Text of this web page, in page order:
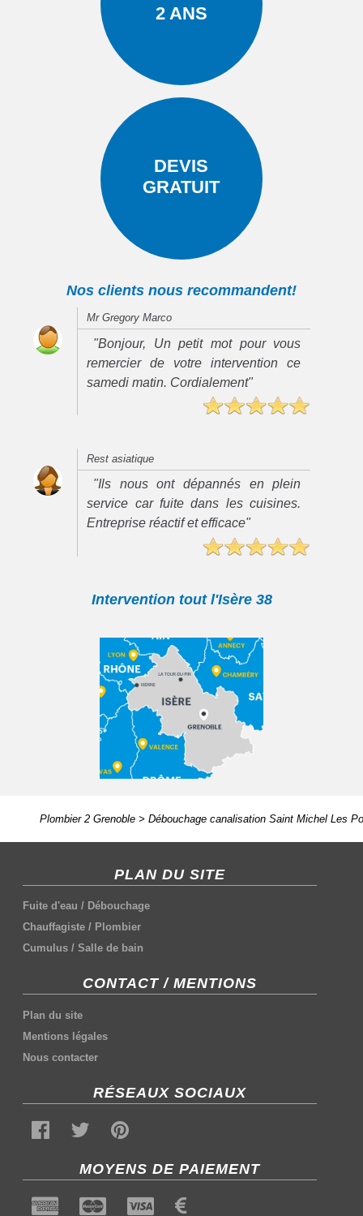
2 ANS
DEVIS
GRATUIT
Nos clients nous recommandent!
Mr Gregory Marco
"Bonjour, Un petit mot pour vous
remercier de votre intervention ce
samedi matin. Cordialement"
Rest asiatique
"Ils nous ont dépannés en plein
service car fuite dans les cuisines.
Entreprise réactif et efficace"
Intervention tout l'Isère 38
Plombier 2 Grenoble> Débouchage canalisation Saint Michel Les
PLAN DU SITE
Fuite d'eau / Débouchage
Chauffagiste / Plombier
Cumulus /Salle de bain
CONTACT / MENTIONS
Plan du site
Mentions légales
Nous contacter
RÉSEAUX SOCIAUX
MOYENS DE PAIEMENT